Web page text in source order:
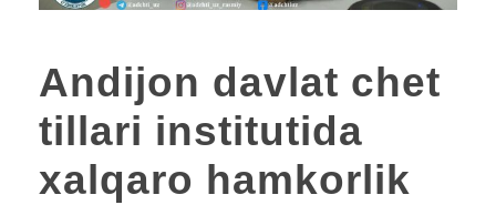
Andijon davlat chet
tillari institutida
xalqaro hamkorlik